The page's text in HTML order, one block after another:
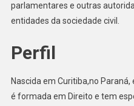
parlamentares e outras
entidades da sociedade civil.
Perfil
Nascida em Curitiba,no
é formada em Direito e tem